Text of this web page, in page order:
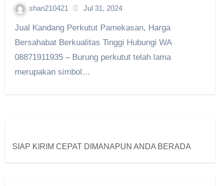
shan210421 Jul 31, 2024
Jual Kandang Perkutut Pamekasan, Harga
Bersahabat Berkualitas Tinggi Hubungi WA
08871911935 – Burung perkutut telah lama
merupakan simbol…
SIAP KIRIM CEPAT DIMANAPUN ANDA BERADA